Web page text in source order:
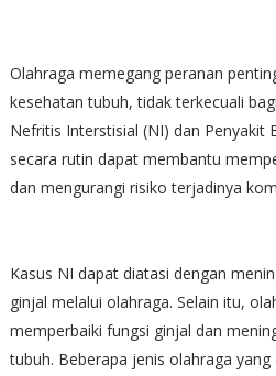
Olahraga memegang peranan
kesehatan tubuh, tidak terkecuali
Nefritis Interstisial (NI) dan Penyakit
secara rutin dapat membantu
dan mengurangi risiko terjadinya
Kasus NI dapat diatasi dengan
ginjal melalui olahraga. Selain itu,
memperbaiki fungsi ginjal dan
tubuh. Beberapa jenis olahraga